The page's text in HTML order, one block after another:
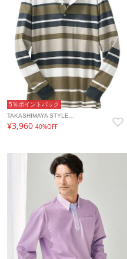
5％ポイントバック
TAKASHIMAYA STYLE…
¥3,960 40%OFF